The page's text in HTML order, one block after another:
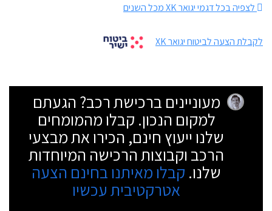
לצפיה בכל דגמי יגואר XK מכל השנים
לקבלת הצעה לביטוח יגואר XK
מעוניינים ברכישת רכב? הגעתם
למקום הנכון. קבלו מהמומחים
שלנו ייעוץ חינם, הכירו את מבצעי
הרכב וקבוצות הרכישה המיוחדות
שלנו. קבלו מאיתנו בחינם הצעה
אטרקטיבית עכשיו